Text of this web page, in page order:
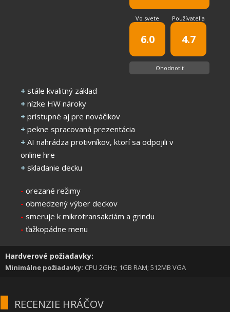
Vo svete
6.0
Používatelia
4.7
Ohodnotiť
+ stále kvalitný základ
+ nízke HW nároky
+ prístupné aj pre nováčikov
+ pekne spracovaná prezentácia
+ AI nahrádza protivníkov, ktorí sa odpojili v
online hre
+ skladanie decku
- orezané režimy
- obmedzený výber deckov
- smeruje k mikrotransakciám a grindu
- ťažkopádne menu
Hardverové požiadavky:
Minimálne požiadavky: CPU 2GHz; 1GB RAM; 512MB VGA
RECENZIE HRÁČOV